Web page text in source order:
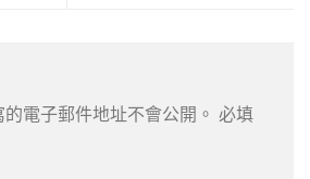
電子郵件地址不會公開。
必填